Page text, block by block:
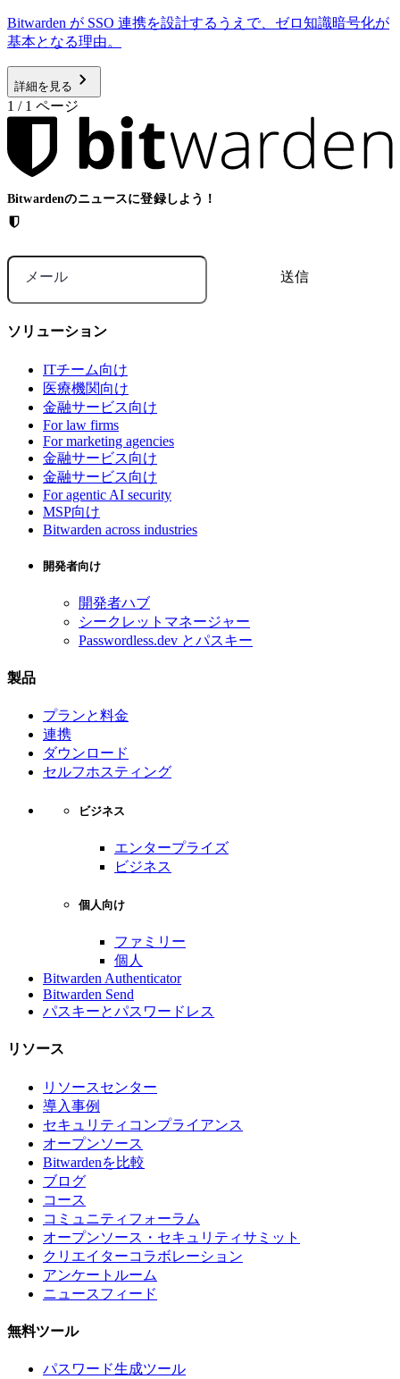
Bitwarden が SSO 連携を設計するうえで、ゼロ知識暗号化が
基本となる理由。
詳細を見る
1 / 1 ページ
Bitwardenのニュースに登録しよう！
メール
ソリューション
ITチーム向け
医療機関向け
金融サービス向け
For law firms
For marketing agencies
金融サービス向け
金融サービス向け
For agentic AI security
MSP向け
Bitwarden across industries
開発者向け
開発者ハブ
シークレットマネージャー
Passwordless.dev とパスキー
製品
プランと料金
連携
ダウンロード
セルフホスティング
ビジネス
エンタープライズ
ビジネス
個人向け
ファミリー
個人
Bitwarden Authenticator
Bitwarden Send
パスキーとパスワードレス
リソース
リソースセンター
導入事例
セキュリティコンプライアンス
オープンソース
Bitwardenを比較
ブログ
コース
コミュニティフォーラム
オープンソース・セキュリティサミット
クリエイターコラボレーション
アンケートルーム
ニュースフィード
無料ツール
パスワード生成ツール